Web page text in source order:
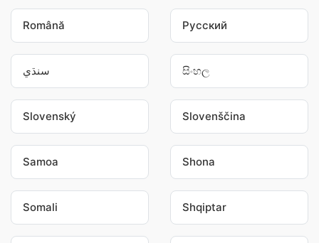
Română Pусский
سنڌي සිංහල
Slovenský Slovenščina
Samoa Shona
Somali Shqiptar